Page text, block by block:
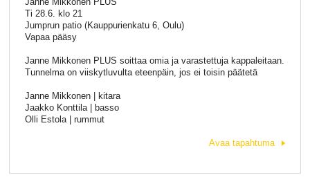
Ti 28.6. klo 21
Jumprun patio (Kauppurienkatu 6, Oulu)
Vapaa pääsy
Janne Mikkonen PLUS soittaa omia ja varastettuja kappaleitaan.
Tunnelma on viiskytluvulta eteenpäin, jos ei toisin päätetä
Janne Mikkonen | kitara
Jaakko Konttila | basso
Olli Estola | rummut
Avaa tapahtuma